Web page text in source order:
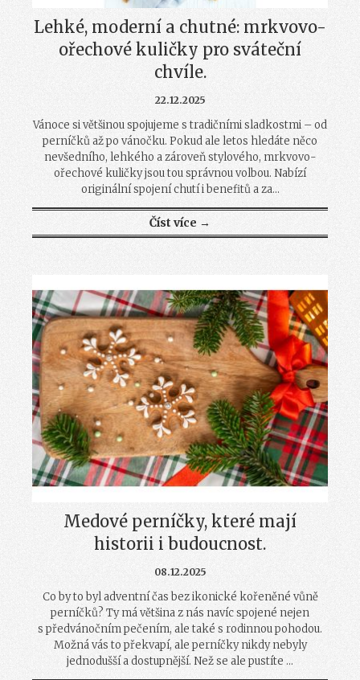
Lehké, moderní a chutné: mrkvovo-
ořechové kuličky pro sváteční
chvíle.
22.12.2025
Vánoce si většinou spojujeme s tradičními sladkostmi – od
perníčků až po vánočku. Pokud ale letos hledáte něco
nevšedního, lehkého a zároveň stylového, mrkvovo-
ořechové kuličky jsou tou správnou volbou. Nabízí
originální spojení chutí i benefitů a za...
Číst více →
Medové perníčky, které mají
historii i budoucnost.
08.12.2025
Co by to byl adventní čas bez ikonické kořeněné vůně
perníčků? Ty má většina z nás navíc spojené nejen
s předvánočním pečením, ale také s rodinnou pohodou.
Možná vás to překvapí, ale perníčky nikdy nebyly
jednodušší a dostupnější. Než se ale pustíte ...